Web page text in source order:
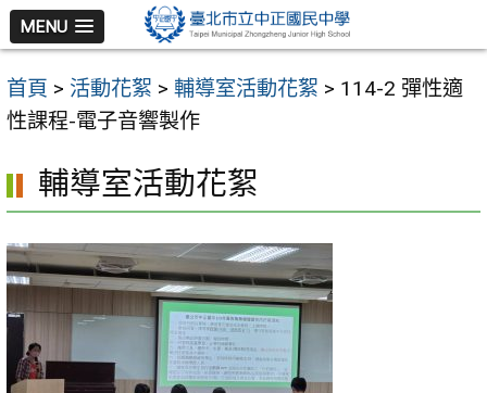
跳
至
主
要
容
區
MENU
首頁 > 活動花絮 > 輔導室活動花絮 > 114-2 彈性適
性課程-電子音響製作
輔導室活動花絮